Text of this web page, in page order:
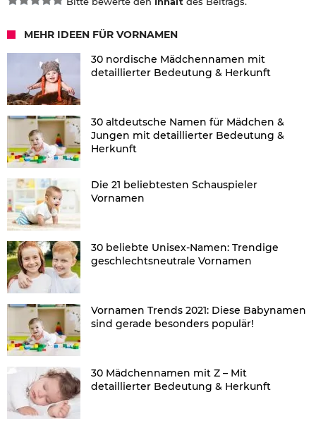
MEHR IDEEN FÜR VORNAMEN
30 nordische Mädchennamen mit
detaillierter Bedeutung & Herkunft
30 altdeutsche Namen für Mädchen &
Jungen mit detaillierter Bedeutung &
Herkunft
Die 21 beliebtesten Schauspieler
Vornamen
30 beliebte Unisex-Namen: Trendige
geschlechtsneutrale Vornamen
Vornamen Trends 2021: Diese Babynamen
sind gerade besonders populär!
30 Mädchennamen mit Z – Mit
detaillierter Bedeutung & Herkunft